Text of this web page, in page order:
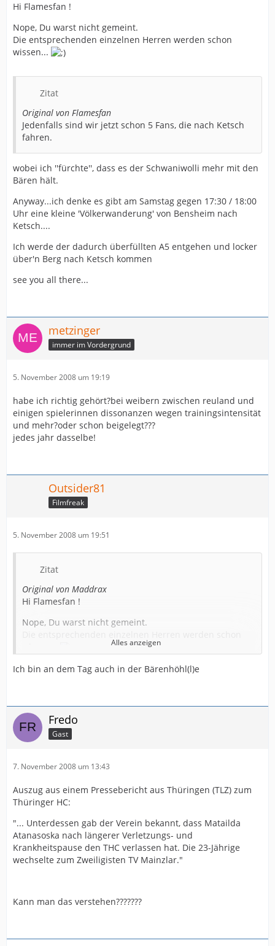
Hi Flamesfan !
Nope, Du warst nicht gemeint.
Die entsprechenden einzelnen Herren werden schon
wissen...
Zitat
Original von Flamesfan
Jedenfalls sind wir jetzt schon 5 Fans, die nach Ketsch
fahren.
wobei ich ''fürchte'', dass es der Schwaniwolli mehr mit den
Bären hält.
Anyway...ich denke es gibt am Samstag gegen 17:30 / 18:00
Uhr eine kleine 'Völkerwanderung' von Bensheim nach
Ketsch....
Ich werde der dadurch überfüllten A5 entgehen und locker
über'n Berg nach Ketsch kommen
see you all there...
metzinger
immer im Vordergrund
5. November 2008 um 19:19
habe ich richtig gehört?bei weibern zwischen reuland und
einigen spielerinnen dissonanzen wegen trainingsintensität
und mehr?oder schon beigelegt???
jedes jahr dasselbe!
Outsider81
Filmfreak
5. November 2008 um 19:51
Zitat
Original von Maddrax
Hi Flamesfan !
Nope, Du warst nicht gemeint.
Anyway...ich denke es gibt am Samstag gegen 17:30 /
18:00 Uhr eine kleine 'Völkerwanderung' von Bensheim
Ich werde der dadurch überfüllten A5 entgehen und
see you all there...
Alles anzeigen
Ich bin an dem Tag auch in der Bärenhöhl(l)e
Fredo
Gast
7. November 2008 um 13:43
Auszug aus einem Pressebericht aus Thüringen (TLZ) zum
Thüringer HC:
"... Unterdessen gab der Verein bekannt, dass Matailda
Atanasoska nach längerer Verletzungs- und
Krankheitspause den THC verlassen hat. Die 23-Jährige
wechselte zum Zweiligisten TV Mainzlar."
Kann man das verstehen???????